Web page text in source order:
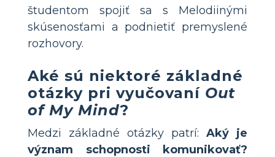
študentom spojiť sa s Melodiinými
skúsenosťami a podnietiť premyslené
rozhovory.
Aké sú niektoré základné
otázky pri vyučovaní Out
of My Mind?
Medzi základné otázky patrí: Aký je
význam schopnosti komunikovať?